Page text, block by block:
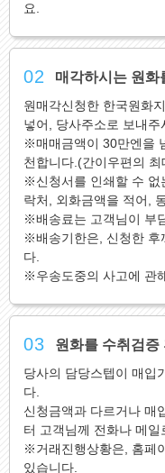
요.
02 매각하시는 원화
원매각신청한 한국원화
넣어, 당사주소로 보내주
※매매금액이 30만엔을
천합니다.(간이우편의
※신청서를 인쇄할 수 없
락처, 외화금액을 적어,
※배송료는 고객님이 부
※배송기한은, 신청한 후
다.
※우송도중의 사고에 관
03 원화를 수취검증
당사의 담당스텝이 매입
다.
신청금액과 다르거나 매
터 고객님께 전화나 메
※거래진행상황은, 홈페
있습니다.